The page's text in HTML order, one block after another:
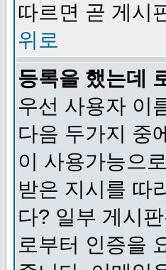
따르면 곧 게시
위로
등록을 했는데
우선 사용자 이
다음 두가지 중
이 사용가능으
받은 지시를 따
다? 일부 게시
로부터 인증을